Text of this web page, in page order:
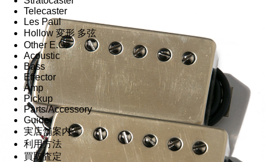
Telecaster
Les Paul
Hollow 変形 多弦
Other E.G.
Acoustic
Bass
Effector
Amp
Pickup
Parts/Accessory
Guide
実店舗案内
利用方法
買取査定